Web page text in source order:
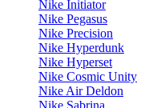
Nike Initiator
Nike Pegasus
Nike Precision
Nike Hyperdunk
Nike Hyperset
Nike Cosmic Unity
Nike Air Deldon
Nike Sabrina